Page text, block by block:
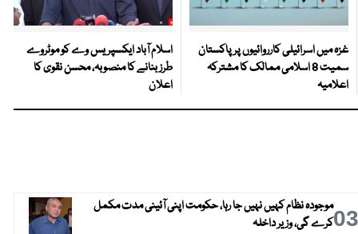
غزہ میں اسرائیلی کارروائیوں پر پاکستان
سمیت 8 اسلامی ممالک کا مشترکہ
اعلامیہ
اسلام آباد ایکسپریس وے کو موٹروے
طرز بنانے کا منصوبہ، محسن نقوی کا
اعلان
03موجودہ نظام کہیں نہیں جا رہا، حکومت اپنی آئینی مدت مکمل
کرے گی، وزیر داخلہ